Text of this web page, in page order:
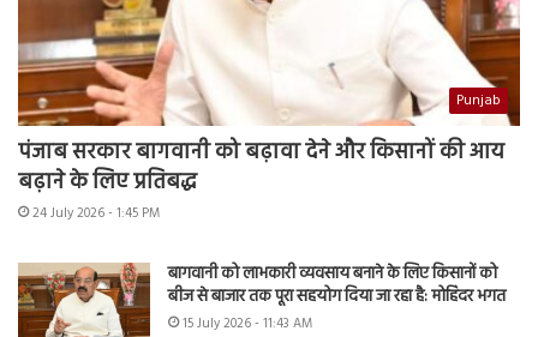
Punjab
पंजाब सरकार बागवानी को बढ़ावा देने और किसानों की आय
बढ़ाने के लिए प्रतिबद्ध
24 July 2026 - 1:45 PM
बागवानी को लाभकारी व्यवसाय बनाने के लिए किसानों को
बीज से बाजार तक पूरा सहयोग दिया जा रहा है: मोहिंदर भगत
15 July 2026 - 11:43 AM